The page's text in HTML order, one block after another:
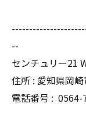
--
センチュリー21
住所 : 愛知県岡
電話番号 : 0564-